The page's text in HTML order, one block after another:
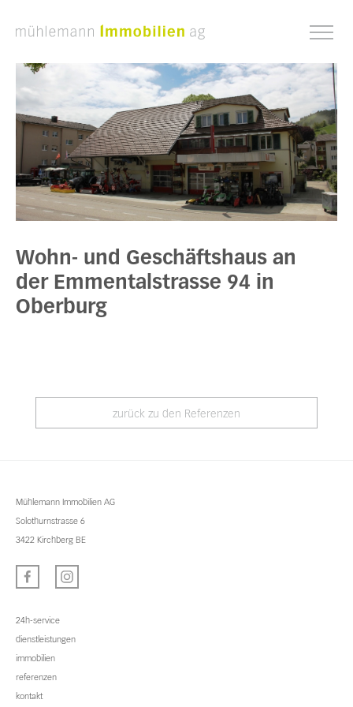
Wohn- und Geschäftshaus an
der Emmentalstrasse 94 in
Oberburg
zurück zu den Referenzen
Mühlemann Immobilien AG
Solothurnstrasse 6
3422 Kirchberg BE
24h-service
dienstleistungen
immobilien
referenzen
kontakt